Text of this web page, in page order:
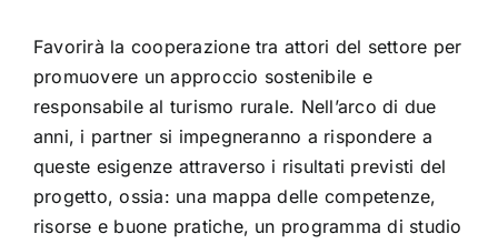
Favorirà la cooperazione tra attori del settore per
promuovere un approccio sostenibile e
responsabile al turismo rurale. Nell’arco di due
anni, i partner si impegneranno a rispondere a
queste esigenze attraverso i risultati previsti del
progetto, ossia: una mappa delle competenze,
risorse e buone pratiche, un programma di studio